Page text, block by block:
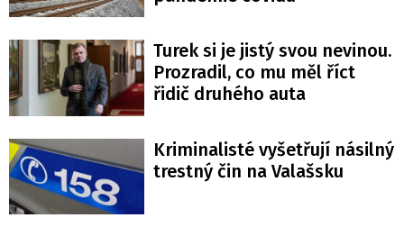
Turek si je jistý svou nevinou.
Prozradil, co mu měl říct
řidič druhého auta
Kriminalisté vyšetřují násilný
trestný čin na Valašsku